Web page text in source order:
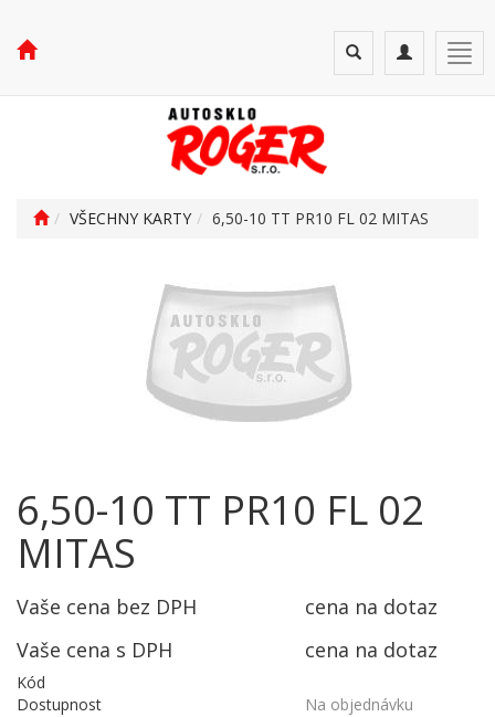
Toggle
navigation
Toggle
search
VŠECHNY KARTY 6,50-10 TT PR10 FL 02 MITAS
6,50-10 TT PR10 FL 02
MITAS
Vaše cena bez DPH
cena na dotaz
Vaše cena s DPH
cena na dotaz
Kód
Dostupnost
Na objednávku